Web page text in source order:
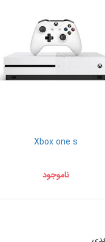
Xbox one s
ناموجود